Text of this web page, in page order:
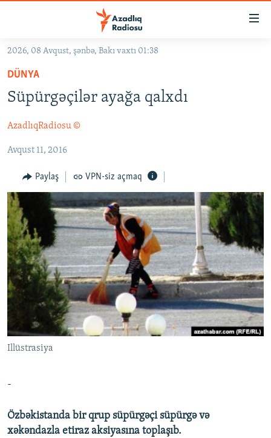
Əsas
qayıt
Əsas
naviqasiyaya
qayıt
keç
KORRUPSIOMETR
#ƏSLINDƏ
FƏRQƏ BAX
QANUNI DOĞRU
ARAŞDIRMA
MULTIMEDIA
VIDEO
FOTOQALEREYA
İNFOQRAFIKA
KARIKATURA
RADIO ARXIV
OXU ZALI
AZƏRBAYCAN ƏDƏBIYYATI KITABXANASI
İSLAM VƏ DEMOKRATIYA
İZ - MƏDƏNIYYƏT PROQRAMI
HAQQIMIZDA
MISSIYAMIZ
PEŞƏ ETIKASI VƏ JURNALISTIKA STANDARTLARIMIZ
MATERIALLARIMIZDAN ISTIFADƏ
AZADLIQRADIOSU MOBIL TELEFONUNUZDA
BIZI IZLƏ
RFE/RL-in bütün saytları
2026, 08 Avqust, şənbə, Bakı vaxtı 01:38
DÜNYA
Süpürgəçilər ayağa qalxdı
AzadlıqRadiosu ©
Avqust 11, 2016
Paylaş VPN-siz açmaq
Illüstrasiya
-
Özbəkistanda bir qrup süpürgəçi süpürgə və
xəkəndazla etiraz aksiyasına toplaşıb.